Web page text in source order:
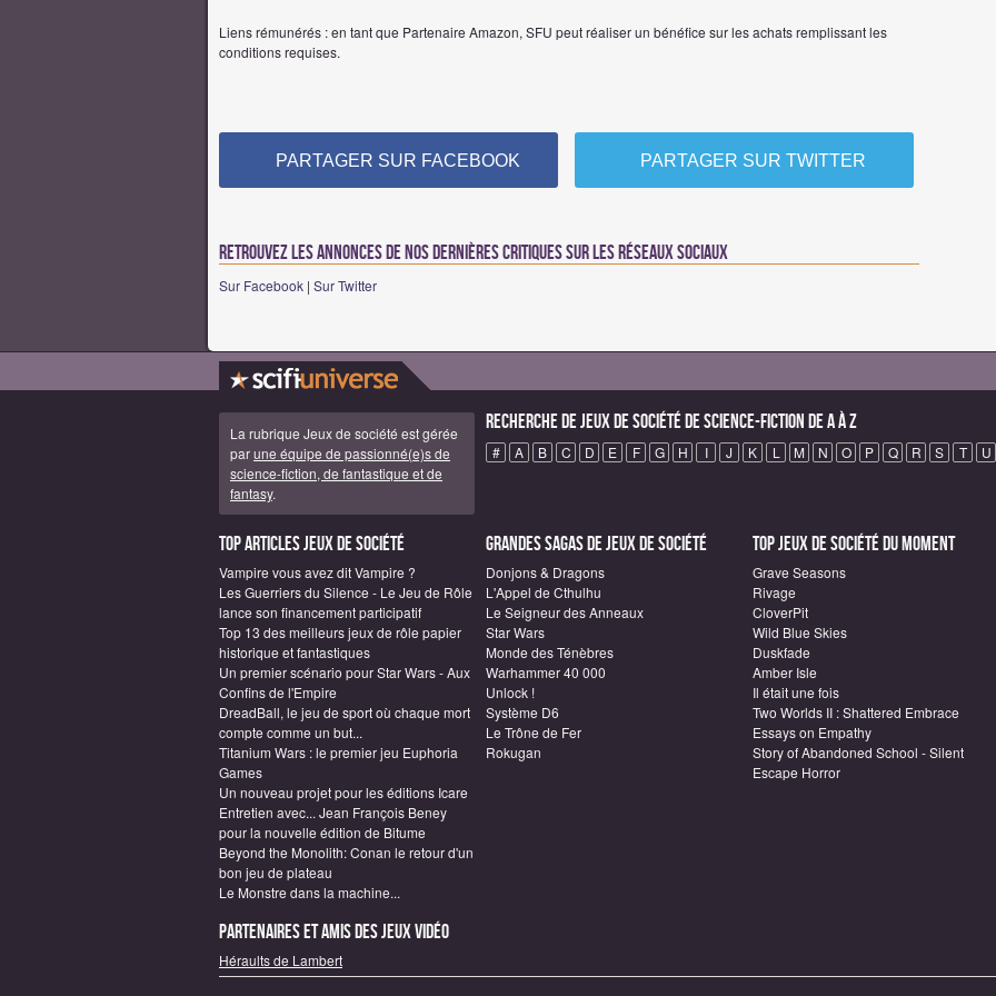
Liens rémunérés : en tant que Partenaire Amazon, SFU peut réaliser un bénéfice sur les achats remplissant les
conditions requises.
PARTAGER SUR FACEBOOK PARTAGER SUR TWITTER
Retrouvez les annonces de nos dernières critiques sur les réseaux sociaux
Sur Facebook | Sur Twitter
La rubrique Jeux de société est gérée
parune équipe de passionné(e)s de
science-fiction, de fantastique et de
fantasy.
Recherche de Jeux de société de science-fiction de A à Z
# A B C D E F G H I J K L M N O P Q R S T U
Top articles Jeux de société
Vampire vous avez dit Vampire ?
Les Guerriers du Silence - Le Jeu de Rôle
lance son financement participatif
Top 13 des meilleurs jeux de rôle papier
historique et fantastiques
Un premier scénario pour Star Wars - Aux
Confins de l'Empire
DreadBall, le jeu de sport où chaque mort
compte comme un but...
Titanium Wars : le premier jeu Euphoria
Games
Un nouveau projet pour les éditions Icare
Entretien avec... Jean François Beney
pour la nouvelle édition de Bitume
Beyond the Monolith: Conan le retour d'un
bon jeu de plateau
Le Monstre dans la machine...
Grandes sagas de Jeux de société
Donjons & Dragons
L'Appel de Cthulhu
Le Seigneur des Anneaux
Star Wars
Monde des Ténèbres
Warhammer 40 000
Unlock !
Système D6
Le Trône de Fer
Rokugan
Top Jeux de société du moment
Grave Seasons
Rivage
CloverPit
Wild Blue Skies
Duskfade
Amber Isle
Il était une fois
Two Worlds II : Shattered Embrace
Essays on Empathy
Story of Abandoned School - Silent
Escape Horror
Partenaires et amis des jeux vidéo
Héraults de Lambert